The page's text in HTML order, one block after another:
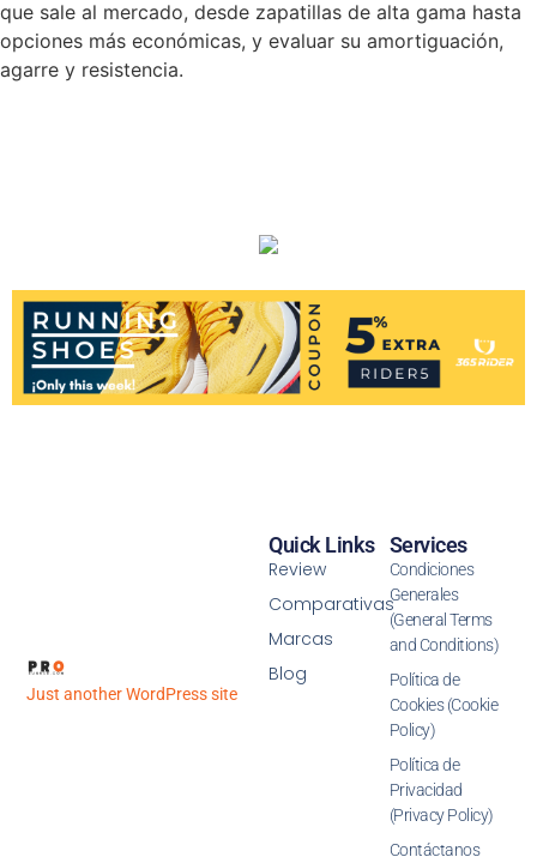
que sale al mercado, desde zapatillas de alta gama hasta
opciones más económicas, y evaluar su amortiguación,
agarre y resistencia.
Just another WordPress site
Services
Condiciones
Generales
(General Terms
and Conditions)
Política de
Cookies (Cookie
Policy)
Política de
Privacidad
(Privacy Policy)
Contáctanos
Quick Links
Review
Comparativas
Marcas
Blog